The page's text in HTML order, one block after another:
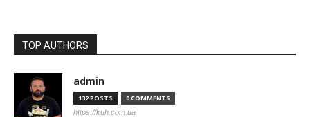
TOP AUTHORS
admin
132 POSTS 0 COMMENTS
https://kuh.com.ua